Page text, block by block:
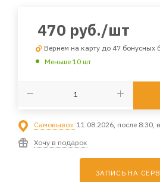
470 руб./шт
Вернем на карту до 47 бонусных
Меньше 10 шт
Самовывоз: 11.08.2026, после 8:30,
Хочу в подарок
ЗАПИСЬ НА